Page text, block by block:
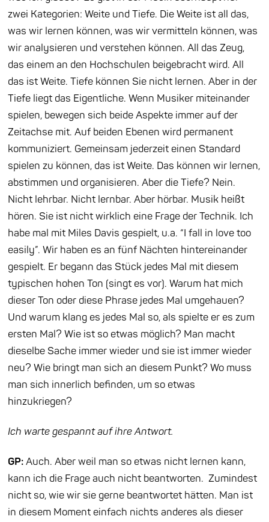
zwei Kategorien: Weite und Tiefe. Die Weite ist all das,
was wir lernen können, was wir vermitteln können, was
wir analysieren und verstehen können. All das Zeug,
das einem an den Hochschulen beigebracht wird. All
das ist Weite. Tiefe können Sie nicht lernen. Aber in der
Tiefe liegt das Eigentliche. Wenn Musiker miteinander
spielen, bewegen sich beide Aspekte immer auf der
Zeitachse mit. Auf beiden Ebenen wird permanent
kommuniziert. Gemeinsam jederzeit einen Standard
spielen zu können, das ist Weite. Das können wir lernen,
abstimmen und organisieren. Aber die Tiefe? Nein.
Nicht lehrbar. Nicht lernbar. Aber hörbar. Musik heißt
hören. Sie ist nicht wirklich eine Frage der Technik. Ich
habe mal mit Miles Davis gespielt, u.a. “I fall in love too
easily”. Wir haben es an fünf Nächten hintereinander
gespielt. Er begann das Stück jedes Mal mit diesem
typischen hohen Ton (singt es vor). Warum hat mich
dieser Ton oder diese Phrase jedes Mal umgehauen?
Und warum klang es jedes Mal so, als spielte er es zum
ersten Mal? Wie ist so etwas möglich? Man macht
dieselbe Sache immer wieder und sie ist immer wieder
neu? Wie bringt man sich an diesem Punkt? Wo muss
man sich innerlich befinden, um so etwas
hinzukriegen?
Ich warte gespannt auf ihre Antwort.
GP:Auch. Aber weil man so etwas nicht lernen kann,
kann ich die Frage auch nicht beantworten. Zumindest
nicht so, wie wir sie gerne beantwortet hätten. Man ist
in diesem Moment einfach nichts anderes als dieser